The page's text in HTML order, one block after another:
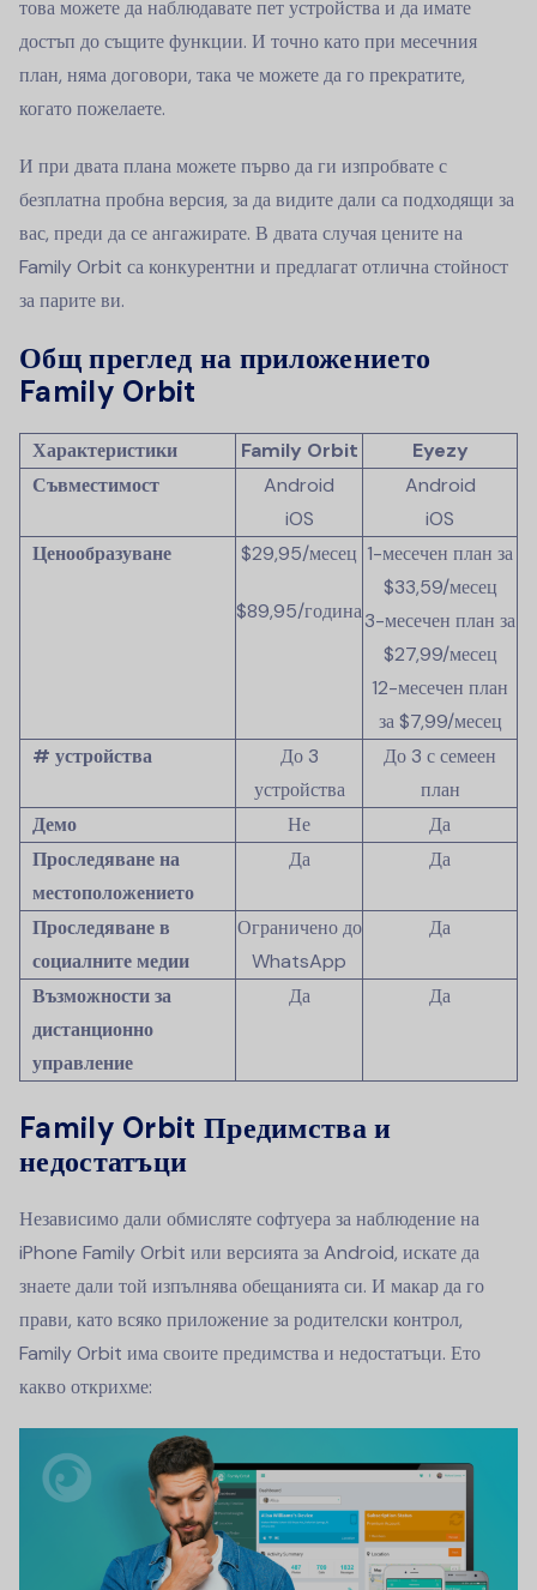
това можете да наблюдавате пет устройства и да имате
достъп до същите функции. И точно като при месечния
план, няма договори, така че можете да го прекратите,
когато пожелаете.
И при двата плана можете първо да ги изпробвате с
безплатна пробна версия, за да видите дали са подходящи за
вас, преди да се ангажирате. В двата случая цените на
Family Orbit са конкурентни и предлагат отлична стойност
за парите ви.
Общ преглед на приложението
Family Orbit
Характеристики Family Orbit
Eyezy
Съвместимост
Android
iOS
Android
iOS
Ценообразуване
$29,95/месец
$89,95/година
1-месечен план за
$33,59/месец
3-месечен план за
$27,99/месец
12-месечен план
за $7,99/месец
# устройства
До 3
устройства
До 3 с семеен
план
Демо
Не
Да
Проследяване на
местоположението
Да Да
Проследяване в
социалните медии
Ограничено до
WhatsApp
Да
Възможности за
дистанционно
управление
Да Да
Family Orbit Предимства и
недостатъци
Независимо дали обмисляте софтуера за наблюдение на
iPhone Family Orbit или версията за Android, искате да
знаете дали той изпълнява обещанията си. И макар да го
прави, като всяко приложение за родителски контрол,
Family Orbit има своите предимства и недостатъци. Ето
какво открихме: